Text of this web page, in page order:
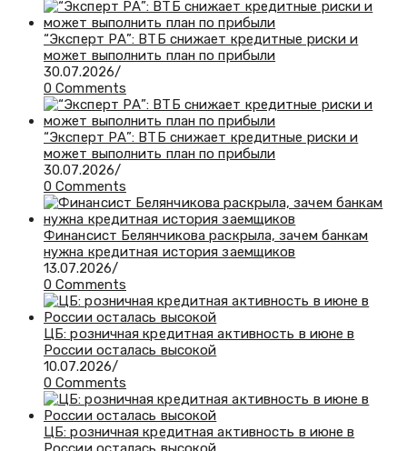
“Эксперт РА”: ВТБ снижает кредитные риски и
может выполнить план по прибыли
30.07.2026/
0 Comments
“Эксперт РА”: ВТБ снижает кредитные риски и
может выполнить план по прибыли
30.07.2026/
0 Comments
Финансист Белянчикова раскрыла, зачем банкам
нужна кредитная история заемщиков
13.07.2026/
0 Comments
ЦБ: розничная кредитная активность в июне в
России осталась высокой
10.07.2026/
0 Comments
ЦБ: розничная кредитная активность в июне в